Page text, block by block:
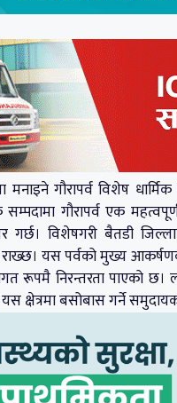
मनाइने गौरापर्व विशेष
सम्पदामा गौरापर्व एक
विशेषगरी बैतडी
राख्छ। यस पर्वको मुख्य
रूपमै निरन्तरता पाएको छ।
यस क्षेत्रमा बसोबास गर्ने